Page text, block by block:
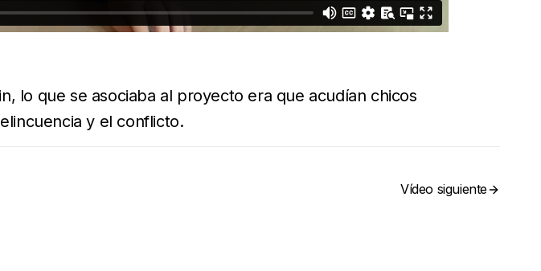
lo que se asociaba al proyecto era que acudían chicos
y el conflicto.
Vídeo siguiente